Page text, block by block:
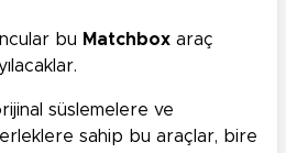
bu Matchbox araç
süslemelere ve
sahip bu araçlar, bire